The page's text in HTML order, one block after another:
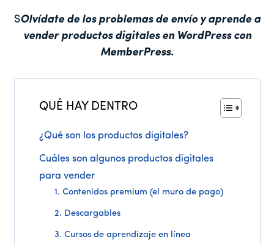
SOlvídate de los problemas de envío y aprende a
vender productos digitales en WordPress con
MemberPress.
QUÉ HAY DENTRO
¿Qué son los productos digitales?
Cuáles son algunos productos digitales
para vender
1. Contenidos premium (el muro de pago)
2. Descargables
3. Cursos de aprendizaje en línea